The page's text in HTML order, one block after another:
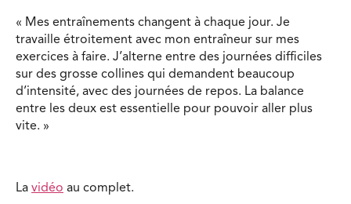
« Mes entraînements changent à chaque jour. Je
travaille étroitement avec mon entraîneur sur mes
exercices à faire. J’alterne entre des journées difficiles
sur des grosse collines qui demandent beaucoup
d’intensité, avec des journées de repos. La balance
entre les deux est essentielle pour pouvoir aller plus
vite. »
La vidéo au complet.